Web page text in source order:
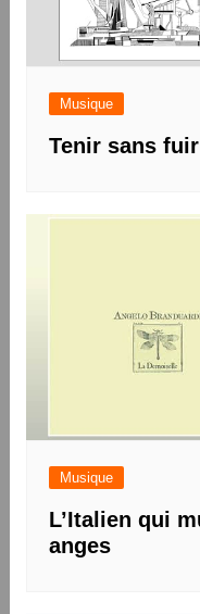
Musique
Tenir sans fuir
Musique
L’Italien qui
anges